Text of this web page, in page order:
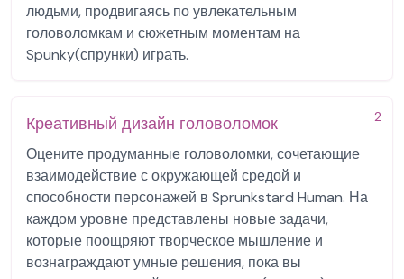
людьми, продвигаясь по увлекательным
головоломкам и сюжетным моментам на
Spunky(спрунки) играть.
2
Креативный дизайн головоломок
Оцените продуманные головоломки, сочетающие
взаимодействие с окружающей средой и
способности персонажей в Sprunkstard Human. На
каждом уровне представлены новые задачи,
которые поощряют творческое мышление и
вознаграждают умные решения, пока вы